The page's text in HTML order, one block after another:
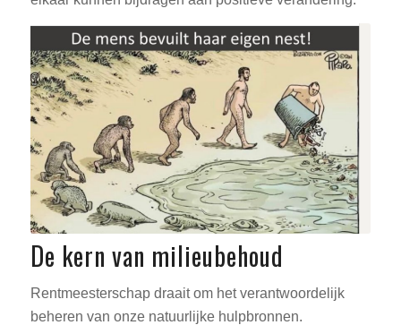
De kern van milieubehoud
Rentmeesterschap draait om het verantwoordelijk
beheren van onze natuurlijke hulpbronnen.